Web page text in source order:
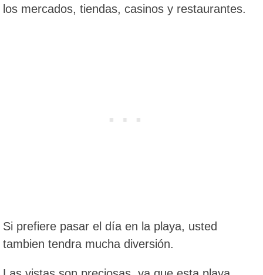
los mercados, tiendas, casinos y restaurantes.
Si prefiere pasar el día en la playa, usted
tambien tendra mucha diversión.